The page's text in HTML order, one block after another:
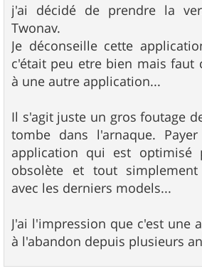
s
s
a
g
e
j'ai décidé de prendre la
Twonav.
Je déconseille cette
c'était peu etre bien mais faut
à une autre application...
Il s'agit juste un gros foutage
tombe dans l'arnaque.
application qui est optimisé
obsolète et tout
avec les derniers models...
J'ai l'impression que c'est une
à l'abandon depuis plusieurs